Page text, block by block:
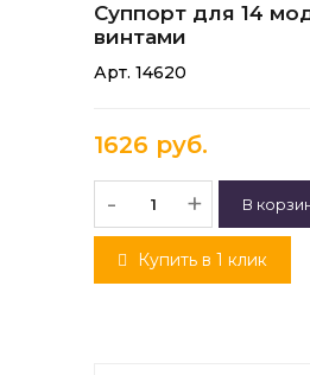
Суппорт для 14
винтами
Арт. 14620
1626 руб.
- +
Купить в 1 клик